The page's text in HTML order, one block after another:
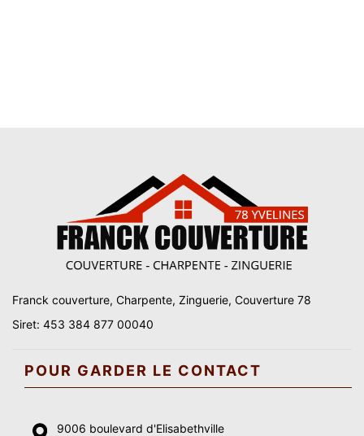
Franck couverture, Charpente, Zinguerie, Couverture 78
Siret: 453 384 877 00040
POUR GARDER LE CONTACT
9006 boulevard d'Elisabethville